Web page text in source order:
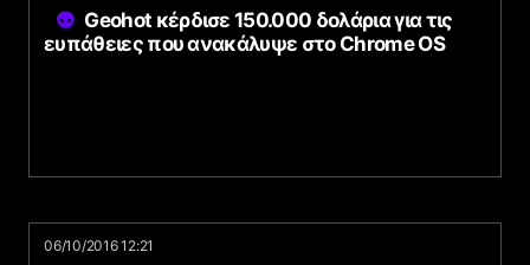
Geohot κέρδισε 150.000 δολάρια για τις
ευπάθειες που ανακάλυψε στο Chrome OS
06/10/2016 12:21